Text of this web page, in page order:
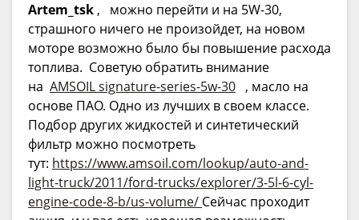
Artem_tsk , можно перейти и на 5W-30,
страшного ничего не произойдет, на новом
моторе возможно было бы повышение расхода
топлива. Cоветую обратить внимание
на AMSOIL signature-series-5w-30 , масло на
основе ПАО. Одно из лучших в своем классе.
Подбор других жидкостей и синтетический
фильтр можно посмотреть
тут: https://www.amsoil.com/lookup/auto-and-
light-truck/2011/ford-trucks/explorer/3-5l-6-cyl-
engine-code-8-b/us-volume/ Сейчас проходит